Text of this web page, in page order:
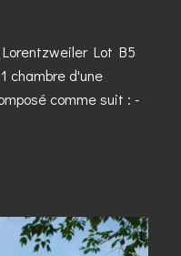
Lorentzweiler Lot B5
chambre d'une
comme suit : -